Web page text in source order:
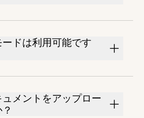
ドは利用可能です
メントをアップロー